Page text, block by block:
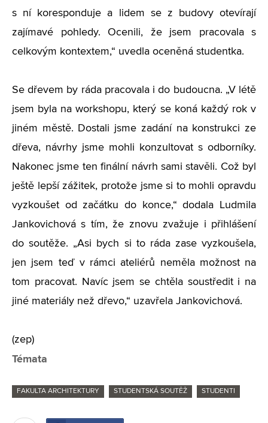
s ní koresponduje a lidem se z budovy otevírají
zajímavé pohledy. Ocenili, že jsem pracovala s
celkovým kontextem,“ uvedla oceněná studentka.
Se dřevem by ráda pracovala i do budoucna. „V létě
jsem byla na workshopu, který se koná každý rok v
jiném městě. Dostali jsme zadání na konstrukci ze
dřeva, návrhy jsme mohli konzultovat s odborníky.
Nakonec jsme ten finální návrh sami stavěli. Což byl
ještě lepší zážitek, protože jsme si to mohli opravdu
vyzkoušet od začátku do konce,“ dodala Ludmila
Jankovichová s tím, že znovu zvažuje i přihlášení
do soutěže. „Asi bych si to ráda zase vyzkoušela,
jen jsem teď v rámci ateliérů neměla možnost na
tom pracovat. Navíc jsem se chtěla soustředit i na
jiné materiály než dřevo,“ uzavřela Jankovichová.
(zep)
Témata
FAKULTA ARCHITEKTURY STUDENTSKÁ SOUTĚŽ STUDENTI